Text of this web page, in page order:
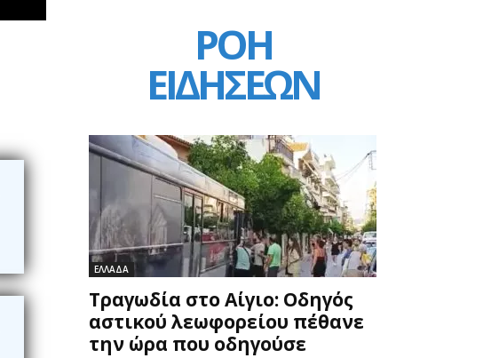
ΡΟΗ
ΕΙΔΗΣΕΩΝ
ΕΛΛΑΔΑ
Τραγωδία στο Αίγιο: Οδηγός
αστικού λεωφορείου πέθανε
την ώρα που οδηγούσε